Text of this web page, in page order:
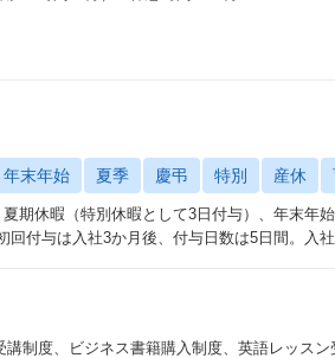
年末年始 夏季 慶弔 特別 産休
期休暇（特別休暇として3日付与）、年末年
回付与は入社3か月後、付与日数は5日間。入
講制度、ビジネス書籍購入制度、英語レッス